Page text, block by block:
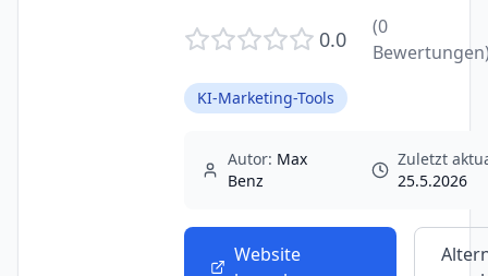
0.0 (0
KI-Marketing-Tools
Autor: Max
Benz
Zuletzt
25.5.2026
Website